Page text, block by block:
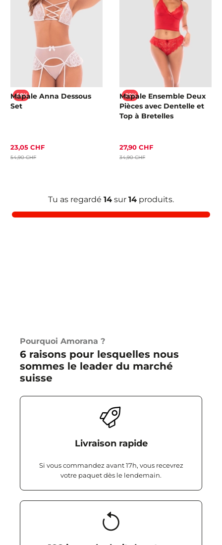
-58%
Mapale Anna Dessous
Set
23,05 CHF
54,90 CHF
-20%
Mapale Ensemble Deux
Pièces avec Dentelle et
Top à Bretelles
27,90 CHF
34,90 CHF
Tu as regardé 14 sur 14 produits.
Pourquoi Amorana ?
6 raisons pour lesquelles nous
sommes le leader du marché
suisse
Livraison rapide
Si vous commandez avant 17h, vous recevrez
votre paquet dès le lendemain.